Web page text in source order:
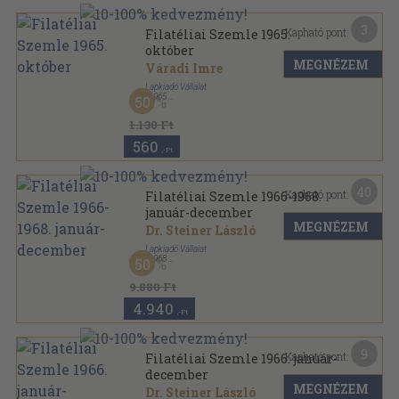
Filatéliai Szemle 1965.
október
Váradi Imre
Lapkiadó Vállalat
, 1965
Tűzött kötés
Filatéliai Szemle sorozat
1.130 Ft
50
560 ,-Ft
Kapható pont:
MEGNÉZEM
Filatéliai Szemle 1966-1968.
január-december
Dr. Steiner László
Lapkiadó Vállalat
, 1968
Könyvkötői kötés
Filatéliai Szemle sorozat
9.880 Ft
50
4.940 ,-Ft
Kapható pont:
MEGNÉZEM
Filatéliai Szemle 1966. január-
december
Dr. Steiner László
Kapható pont:
MEGNÉZEM